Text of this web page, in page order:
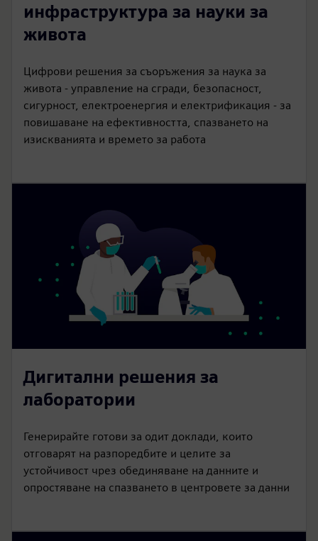
инфраструктура за науки за
живота
Цифрови решения за съоръжения за наука за
живота - управление на сгради, безопасност,
сигурност, електроенергия и електрификация - за
повишаване на ефективността, спазването на
изискванията и времето за работа
Дигитални решения за
лаборатории
Генерирайте готови за одит доклади, които
отговарят на разпоредбите и целите за
устойчивост чрез обединяване на данните и
опростяване на спазването в центровете за данни